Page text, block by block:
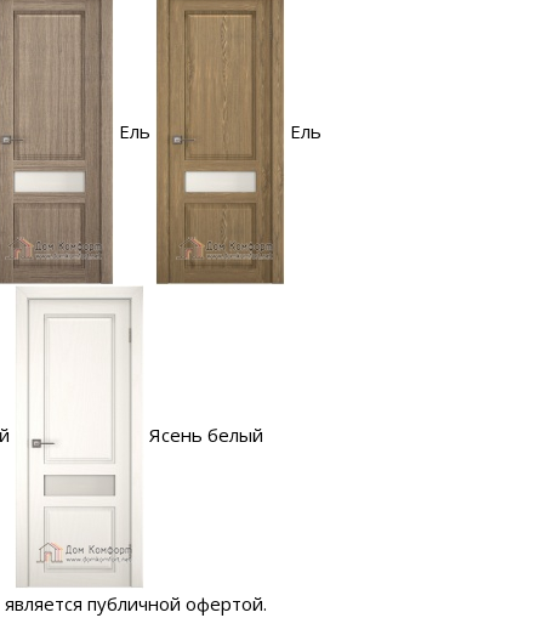
Ель Ель
Ясень белый
публичной офертой.